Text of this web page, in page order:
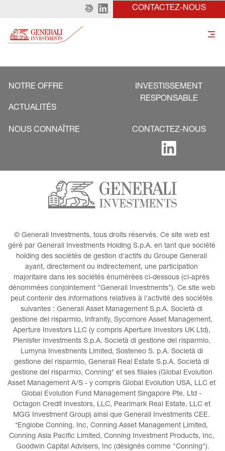
CONTACTEZ-NOUS
NOTRE OFFRE
ACTUALITÉS
INVESTISSEMENT
RESPONSABLE
NOUS CONNAÎTRE CONTACTEZ-NOUS
© Generali Investments, tous droits réservés. Ce site web est
géré par Generali Investments Holding S.p.A. en tant que société
holding des sociétés de gestion d'actifs du Groupe Generali
ayant, directement ou indirectement, une participation
majoritaire dans les sociétés énumérées ci-dessous (ci-après
dénommées conjointement "Generali Investments"). Ce site web
peut contenir des informations relatives à l'activité des sociétés
suivantes : Generali Asset Management S.p.A. Società di
gestione del risparmio, Infranity, Sycomore Asset Management,
Aperture Investors LLC (y compris Aperture Investors UK Ltd),
Plenisfer Investments S.p.A. Società di gestione del risparmio,
Lumyna Investments Limited, Sosteneo S. p.A. Società di
gestione del risparmio, Generali Real Estate S.p.A. Società di
gestione del risparmio, Conning* et ses filiales (Global Evolution
Asset Management A/S - y compris Global Evolution USA, LLC et
Global Evolution Fund Management Singapore Pte. Ltd -
Octagon Credit Investors, LLC, Pearlmark Real Estate, LLC et
MGG Investment Group) ainsi que Generali Investments CEE.
*Englobe Conning, Inc, Conning Asset Management Limited,
Conning Asia Pacific Limited, Conning Investment Products, Inc,
Goodwin Capital Advisers, Inc (désignés comme "Conning").